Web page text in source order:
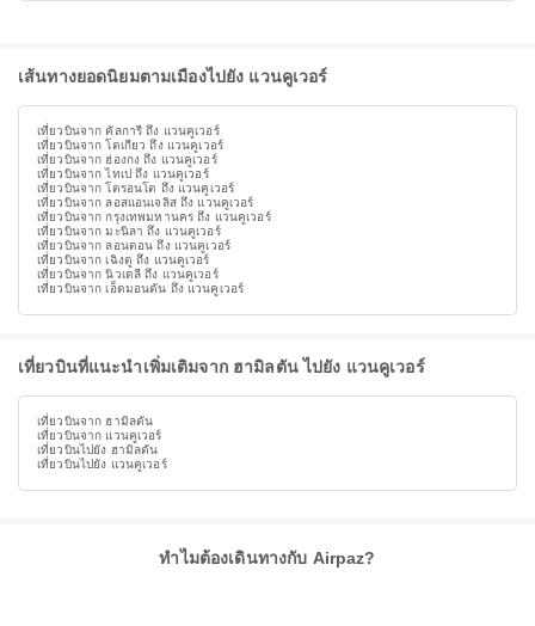
เส้นทางยอดนิยมตามเมืองไปยัง แวนคูเวอร์
เที่ยวบินจาก คัลการี ถึง แวนคูเวอร์
เที่ยวบินจาก โตเกียว ถึง แวนคูเวอร์
เที่ยวบินจาก ฮ่องกง ถึง แวนคูเวอร์
เที่ยวบินจาก ไทเป ถึง แวนคูเวอร์
เที่ยวบินจาก โตรอนโต ถึง แวนคูเวอร์
เที่ยวบินจาก ลอสแอนเจลิส ถึง แวนคูเวอร์
เที่ยวบินจาก กรุงเทพมหานคร ถึง แวนคูเวอร์
เที่ยวบินจาก มะนิลา ถึง แวนคูเวอร์
เที่ยวบินจาก ลอนดอน ถึง แวนคูเวอร์
เที่ยวบินจาก เฉิงตู ถึง แวนคูเวอร์
เที่ยวบินจาก นิวเดลี ถึง แวนคูเวอร์
เที่ยวบินจาก เอ็ดมอนตัน ถึง แวนคูเวอร์
เที่ยวบินที่แนะนำเพิ่มเติมจาก ฮามิลตัน ไปยัง แวนคูเวอร์
เที่ยวบินจาก ฮามิลตัน
เที่ยวบินจาก แวนคูเวอร์
เที่ยวบินไปยัง ฮามิลตัน
เที่ยวบินไปยัง แวนคูเวอร์
ทำไมต้องเดินทางกับ Airpaz?